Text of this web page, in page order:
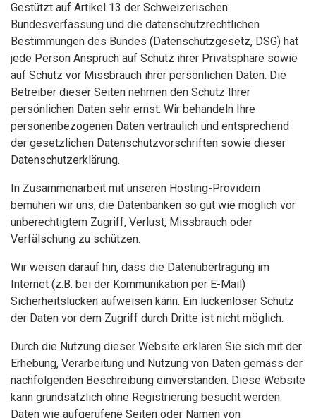
Gestützt auf Artikel 13 der Schweizerischen
Bundesverfassung und die datenschutzrechtlichen
Bestimmungen des Bundes (Datenschutzgesetz, DSG) hat
jede Person Anspruch auf Schutz ihrer Privatsphäre sowie
auf Schutz vor Missbrauch ihrer persönlichen Daten. Die
Betreiber dieser Seiten nehmen den Schutz Ihrer
persönlichen Daten sehr ernst. Wir behandeln Ihre
personenbezogenen Daten vertraulich und entsprechend
der gesetzlichen Datenschutzvorschriften sowie dieser
Datenschutzerklärung.
In Zusammenarbeit mit unseren Hosting-Providern
bemühen wir uns, die Datenbanken so gut wie möglich vor
unberechtigtem Zugriff, Verlust, Missbrauch oder
Verfälschung zu schützen.
Wir weisen darauf hin, dass die Datenübertragung im
Internet (z.B. bei der Kommunikation per E-Mail)
Sicherheitslücken aufweisen kann. Ein lückenloser Schutz
der Daten vor dem Zugriff durch Dritte ist nicht möglich.
Durch die Nutzung dieser Website erklären Sie sich mit der
Erhebung, Verarbeitung und Nutzung von Daten gemäss der
nachfolgenden Beschreibung einverstanden. Diese Website
kann grundsätzlich ohne Registrierung besucht werden.
Daten wie aufgerufene Seiten oder Namen von